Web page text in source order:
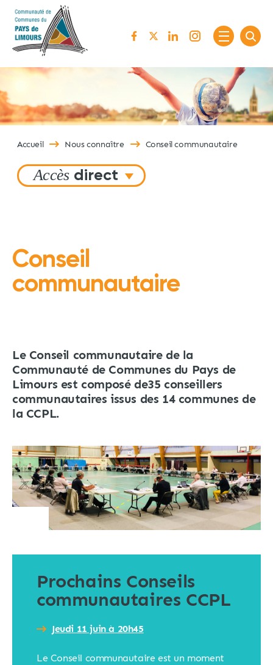
Passer au contenu
Accueil Nous connaître Conseil communautaire
Accès direct
Conseil
communautaire
Le Conseil communautaire de la
Communauté de Communes du Pays de
Limours est composé de35 conseillers
communautaires issus des 14 communes de
la CCPL.
Prochains Conseils
communautaires CCPL
Jeudi 11 juin à 20h45
Le Conseil communautaire est un moment